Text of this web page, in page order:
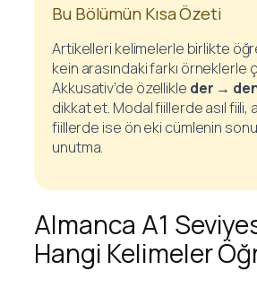
Bu Bölümün Kısa Özeti
Artikelleri kelimelerle birlikte
kein arasındaki farkı örneklerle
Akkusativ’de özellikle der →
dikkat et. Modal fiillerde asıl fiili,
fiillerde ise ön eki cümlenin
unutma.
Almanca A1
Hangi Kelimeler